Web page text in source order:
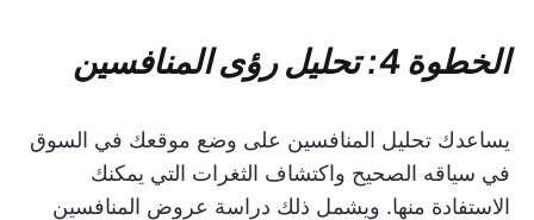
الخطوة 4: تحليل رؤى المنافسين
يساعدك تحليل المنافسين على وضع موقعك في السوق
في سياقه الصحيح واكتشاف الثغرات التي يمكنك
الاستفادة منها. ويشمل ذلك دراسة عروض المنافسين